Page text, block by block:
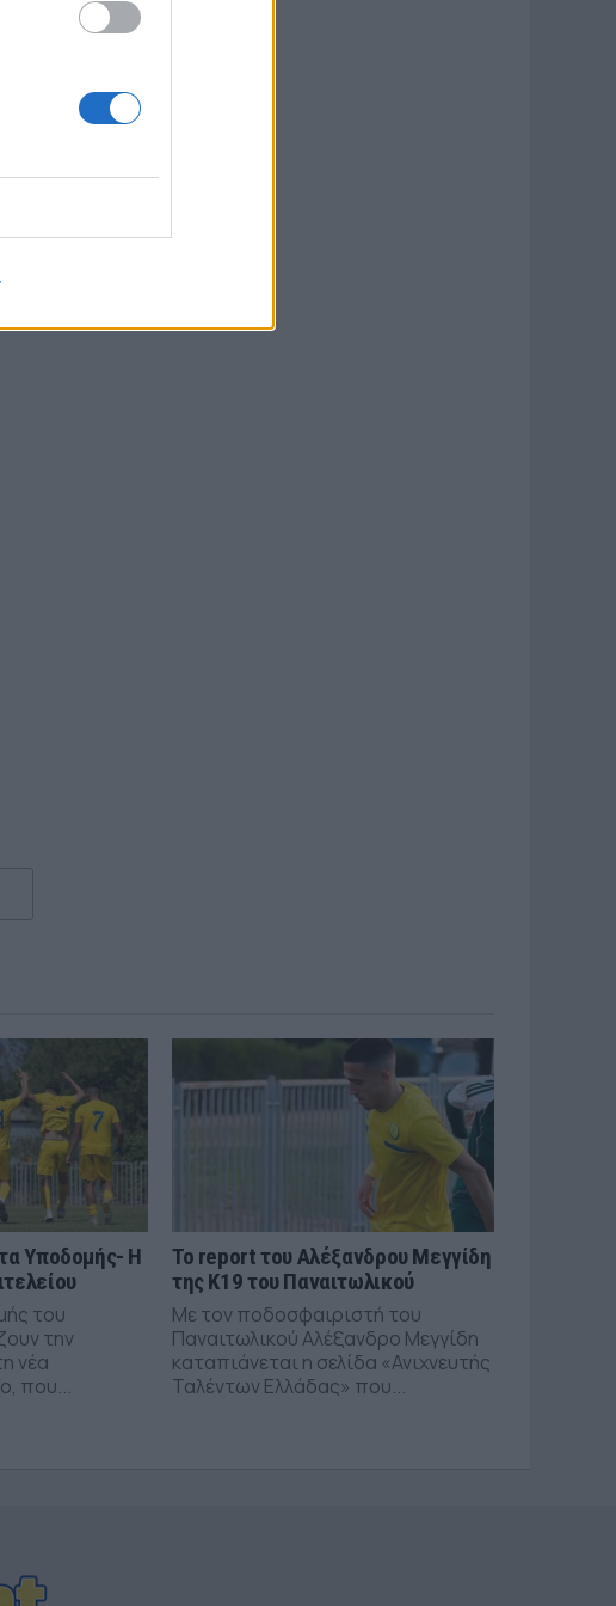
Υποδομής- Η
του
την
νέα
που...
Το report του Αλέξανδρου Μεγγίδη
της Κ19 του Παναιτωλικού
Με τον ποδοσφαιριστή του
Παναιτωλικού Αλέξανδρο Μεγγίδη
καταπιάνεται η σελίδα «Ανιχνευτής
Ταλέντων Ελλάδας» που...